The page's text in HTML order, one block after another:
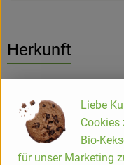
Herkunft
again & a-gain
Liebe
Cookies
Bio-
für unser Marketing